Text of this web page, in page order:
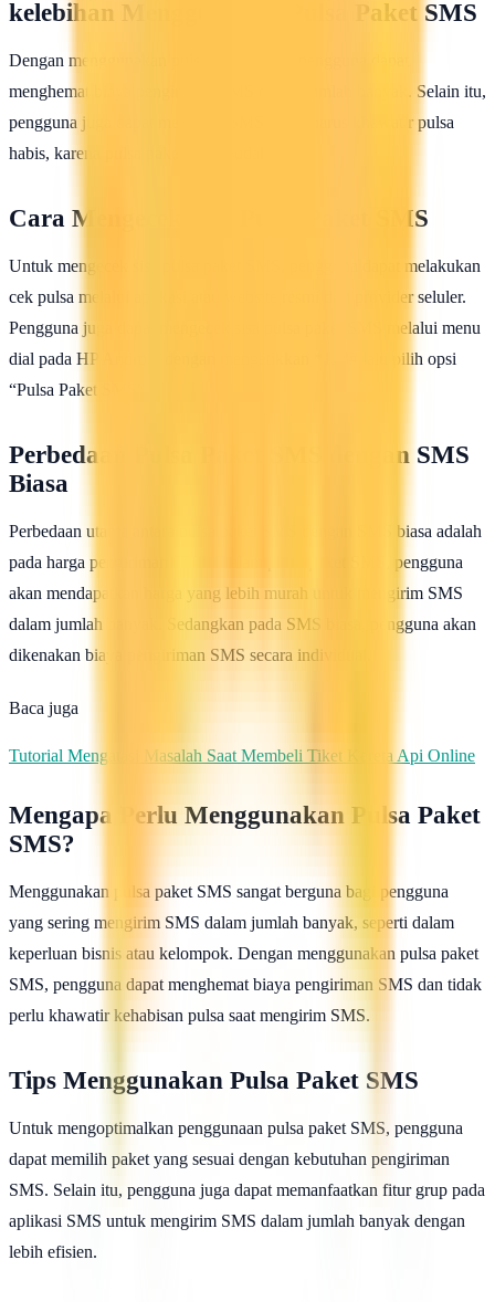
kelebihan Menggunakan Pulsa Paket SMS
Dengan menggunakan pulsa paket SMS, pengguna dapat
menghemat biaya pengiriman SMS dalam jumlah banyak. Selain itu,
pengguna juga dapat mengirim SMS tanpa harus khawatir pulsa
habis, karena pulsa paket SMS sudah terisi.
Cara Mengecek Sisa Pulsa Paket SMS
Untuk mengecek sisa pulsa paket SMS, pengguna dapat melakukan
cek pulsa melalui aplikasi atau website resmi dari provider seluler.
Pengguna juga dapat mengecek sisa pulsa paket SMS melalui menu
dial pada HP Android dengan mengetikkan *123# lalu pilih opsi
“Pulsa Paket SMS”.
Perbedaan Pulsa Paket SMS dengan SMS
Biasa
Perbedaan utama antara pulsa paket SMS dengan SMS biasa adalah
pada harga pengiriman SMS. Dalam pulsa paket SMS, pengguna
akan mendapatkan harga yang lebih murah untuk mengirim SMS
dalam jumlah banyak. Sedangkan pada SMS biasa, pengguna akan
dikenakan biaya pengiriman SMS secara individual.
Baca juga
Tutorial Mengatasi Masalah Saat Membeli Tiket Kereta Api Online
Mengapa Perlu Menggunakan Pulsa Paket
SMS?
Menggunakan pulsa paket SMS sangat berguna bagi pengguna
yang sering mengirim SMS dalam jumlah banyak, seperti dalam
keperluan bisnis atau kelompok. Dengan menggunakan pulsa paket
SMS, pengguna dapat menghemat biaya pengiriman SMS dan tidak
perlu khawatir kehabisan pulsa saat mengirim SMS.
Tips Menggunakan Pulsa Paket SMS
Untuk mengoptimalkan penggunaan pulsa paket SMS, pengguna
dapat memilih paket yang sesuai dengan kebutuhan pengiriman
SMS. Selain itu, pengguna juga dapat memanfaatkan fitur grup pada
aplikasi SMS untuk mengirim SMS dalam jumlah banyak dengan
lebih efisien.